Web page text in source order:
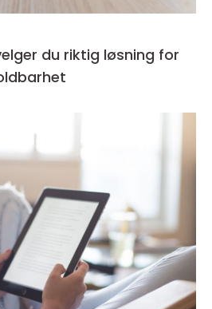
du riktig løsning for